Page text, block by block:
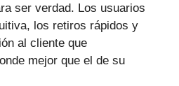
ser verdad. Los usuarios
los retiros rápidos y
al cliente que
mejor que el de su